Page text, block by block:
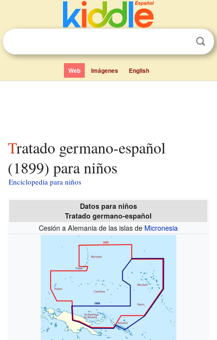
Web Imágenes English
Tratado germano-español
(1899) para niños
Enciclopedia para niños
Datos para niños
Tratado germano-español
Cesión a Alemania de las islas de Micronesia